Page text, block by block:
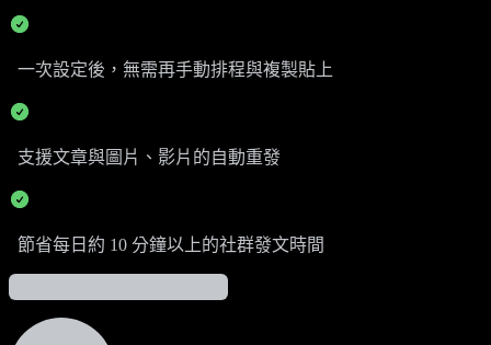
一次設定後，無需再手動排程與複製貼上
支援文章與圖片、影片的自動重發
節省每日約 10 分鐘以上的社群發文時間